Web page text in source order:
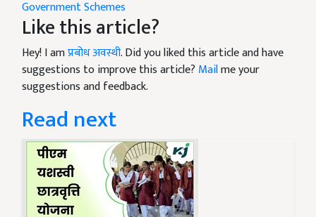
Government Schemes
Like this article?
Hey! I amप्रबोध अवस्थी. Did you liked this article and have
suggestions to improve this article? Mailme your
suggestions and feedback.
Read next